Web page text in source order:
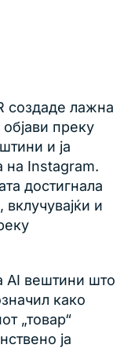
создаде лажна
преку
и ја
Instagram.
достигнала
, вклучувајќи и
AI вештини што
како
„товар“
ја